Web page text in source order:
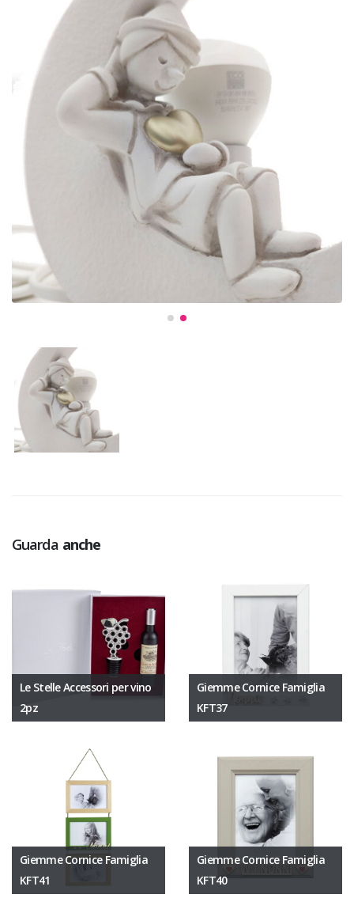
Guarda anche
Le Stelle Accessori per vino
2pz
Giemme Cornice Famiglia
KFT37
Giemme Cornice Famiglia
KFT41
Giemme Cornice Famiglia
KFT40